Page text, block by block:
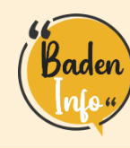
Inhalt
springen